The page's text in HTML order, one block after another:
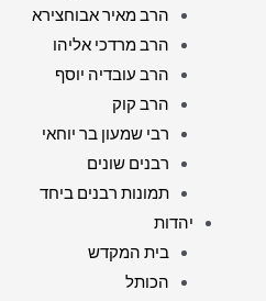
הרב מאיר אבוחצירא
הרב מרדכי אליהו
הרב עובדיה יוסף
הרב קוק
רבי שמעון בר יוחאי
רבנים שונים
תמונות רבנים ביחד
יהדות
בית המקדש
הכותל